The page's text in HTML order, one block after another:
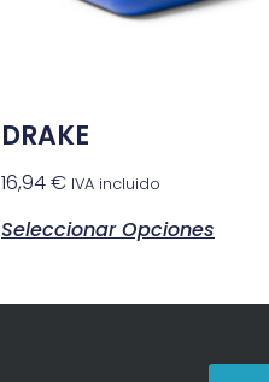
DRAKE
16,94€ IVA incluido
Seleccionar Opciones